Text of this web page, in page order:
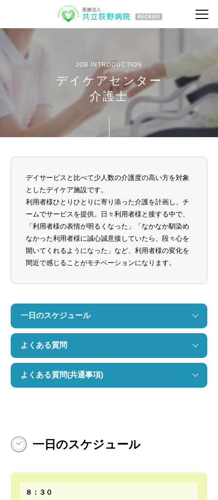
JOB INTRODUCTION
デイケアセンター
介護士
デイサービスと比べて少人数の介護度の高い方を対象
としたデイケア施設です。
利用者様ひとりひとりに寄り添った介護を計画し、チ
ームでサービスを提供。日々利用者様と接する中で、
「利用者様の表情が明るくなった」「なかなか馴染め
なかった利用者様に誠心誠意接していたら、段々心を
開いてくれるようになった」など、利用者様の変化を
間近で感じることがモチベーションになります。
一日のスケジュール
よくある質問
よくある質問(共通事項)
一日のスケジュール
８：３０